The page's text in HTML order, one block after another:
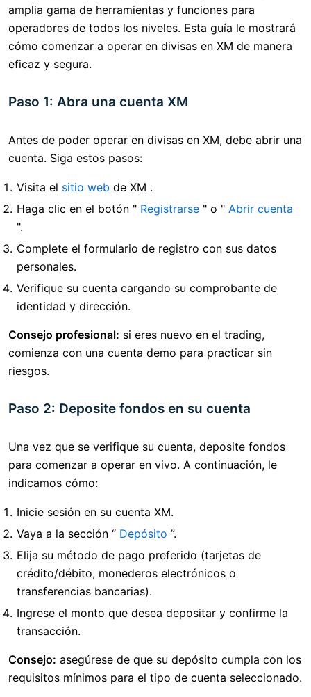
amplia gama de herramientas y funciones para
operadores de todos los niveles. Esta guía le mostrará
cómo comenzar a operar en divisas en XM de manera
eficaz y segura.
Paso 1: Abra una cuenta XM
Antes de poder operar en divisas en XM, debe abrir una
cuenta. Siga estos pasos:
Visita el sitio web de XM .
Haga clic en el botón " Registrarse " o " Abrir cuenta
".
Complete el formulario de registro con sus datos
personales.
Verifique su cuenta cargando su comprobante de
identidad y dirección.
Consejo profesional: si eres nuevo en el trading,
comienza con una cuenta demo para practicar sin
riesgos.
Paso 2: Deposite fondos en su cuenta
Una vez que se verifique su cuenta, deposite fondos
para comenzar a operar en vivo. A continuación, le
indicamos cómo:
Inicie sesión en su cuenta XM.
Vaya a la sección “ Depósito ”.
Elija su método de pago preferido (tarjetas de
crédito/débito, monederos electrónicos o
transferencias bancarias).
Ingrese el monto que desea depositar y confirme la
transacción.
Consejo: asegúrese de que su depósito cumpla con los
requisitos mínimos para el tipo de cuenta seleccionado.